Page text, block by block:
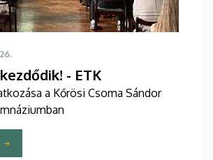
- ETK
a Kőrösi Csoma Sándor